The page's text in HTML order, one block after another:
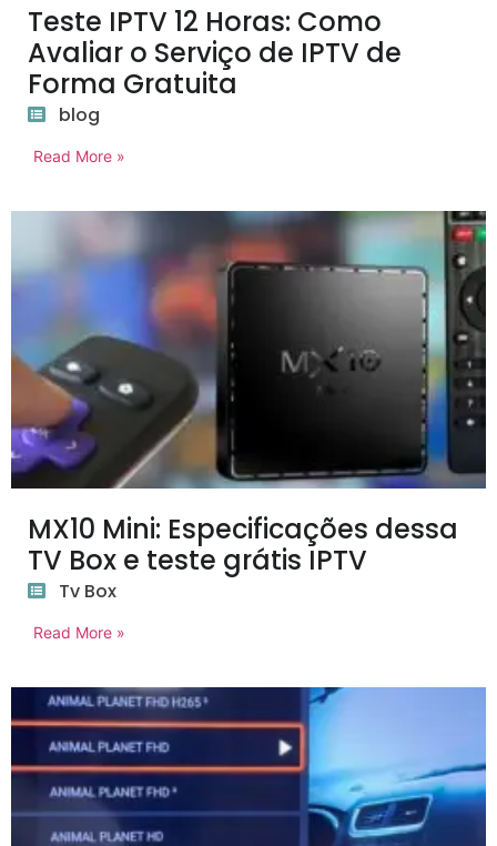
Teste IPTV 12 Horas: Como
Avaliar o Serviço de IPTV de
Forma Gratuita
blog
Read More »
MX10 Mini: Especificações dessa
TV Box e teste grátis IPTV
Tv Box
Read More »